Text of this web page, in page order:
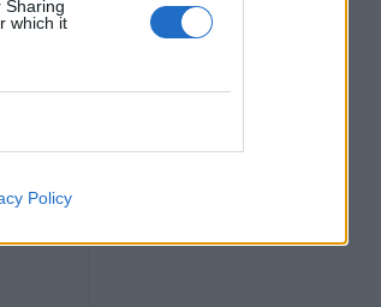
Sharing
which it
Policy